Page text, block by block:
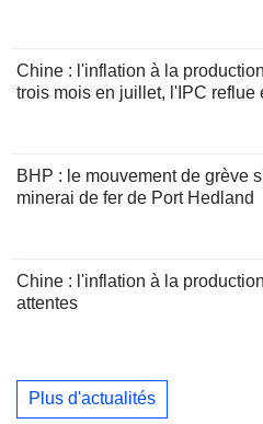
Chine : l'inflation à la
trois mois en juillet, l'IPC reflue
BHP : le mouvement de grève
minerai de fer de Port Hedland
Chine : l'inflation à la
attentes
Plus d'actualités